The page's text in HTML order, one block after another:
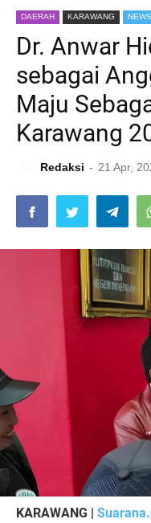
DAERAH KARAWANG NEWS
Dr. Anwar
sebagai
Maju
Karawang
Redaksi 21 Apr,
KARAWANG |